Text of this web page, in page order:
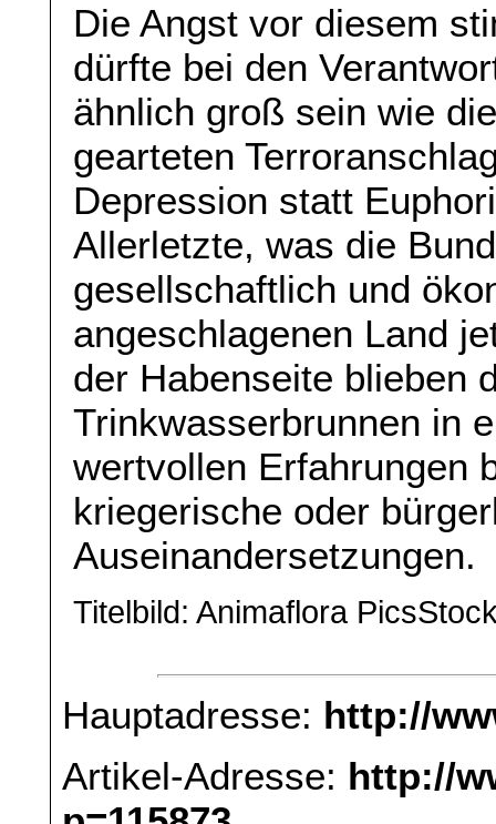
Die Angst vor diesem
dürfte bei den
ähnlich groß sein wie
gearteten
Depression statt
Allerletzte, was die
gesellschaftlich und
angeschlagenen Land
der Habenseite blieben
Trinkwasserbrunnen in
wertvollen Erfahrungen
kriegerische oder
Auseinandersetzungen.
Titelbild: Animaflora
Hauptadresse: http://
Artikel-Adresse: http://